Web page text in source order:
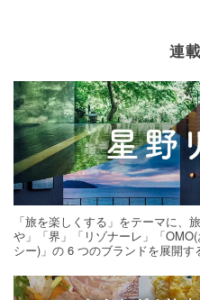
連
「旅を楽しくする」をテーマに、
や」「界」「リゾナーレ」「
シー)」の 6 つのブランドを展開